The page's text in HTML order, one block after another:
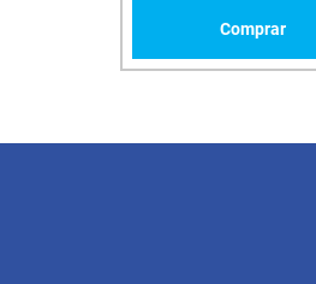
Comprar